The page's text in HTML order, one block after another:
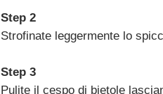
Step 2
Strofinate leggermente lo
Step 3
Pulite il cespo di bietole